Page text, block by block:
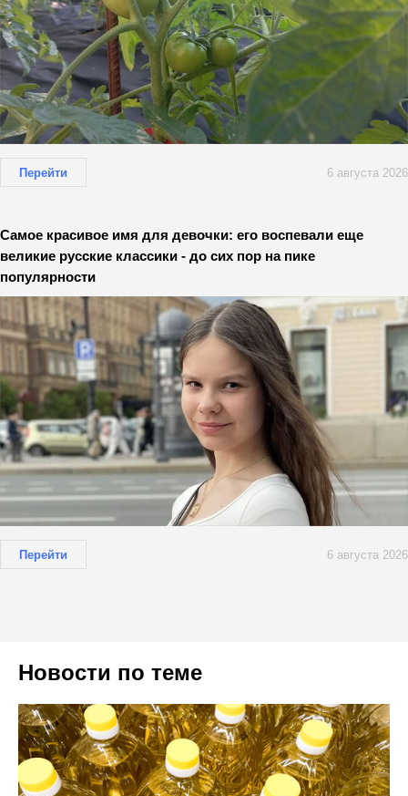
Новости по теме
Перейти 6 августа 2026
Самое красивое имя для девочки: его воспевали еще
великие русские классики - до сих пор на пике
популярности
Перейти 6 августа 2026